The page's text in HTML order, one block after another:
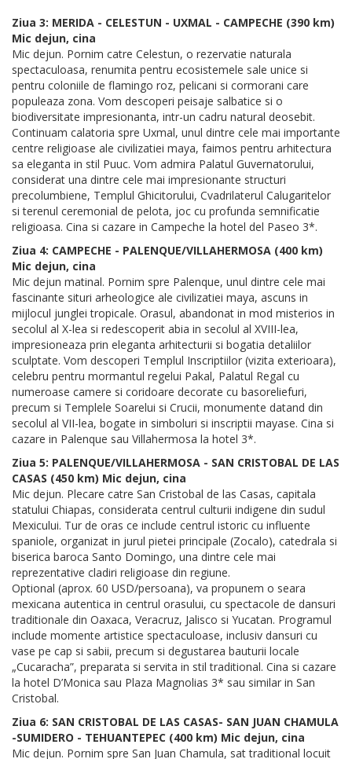
Ziua 3: MERIDA - CELESTUN - UXMAL - CAMPECHE (390 km)
Mic dejun, cina
Mic dejun. Pornim catre Celestun, o rezervatie naturala
spectaculoasa, renumita pentru ecosistemele sale unice si
pentru coloniile de flamingo roz, pelicani si cormorani care
populeaza zona. Vom descoperi peisaje salbatice si o
biodiversitate impresionanta, intr-un cadru natural deosebit.
Continuam calatoria spre Uxmal, unul dintre cele mai importante
centre religioase ale civilizatiei maya, faimos pentru arhitectura
sa eleganta in stil Puuc. Vom admira Palatul Guvernatorului,
considerat una dintre cele mai impresionante structuri
precolumbiene, Templul Ghicitorului, Cvadrilaterul Calugaritelor
si terenul ceremonial de pelota, joc cu profunda semnificatie
religioasa. Cina si cazare in Campeche la hotel del Paseo 3*.
Ziua 4: CAMPECHE - PALENQUE/VILLAHERMOSA (400 km)
Mic dejun, cina
Mic dejun matinal. Pornim spre Palenque, unul dintre cele mai
fascinante situri arheologice ale civilizatiei maya, ascuns in
mijlocul junglei tropicale. Orasul, abandonat in mod misterios in
secolul al X-lea si redescoperit abia in secolul al XVIII-lea,
impresioneaza prin eleganta arhitecturii si bogatia detaliilor
sculptate. Vom descoperi Templul Inscriptiilor (vizita exterioara),
celebru pentru mormantul regelui Pakal, Palatul Regal cu
numeroase camere si coridoare decorate cu basoreliefuri,
precum si Templele Soarelui si Crucii, monumente datand din
secolul al VII-lea, bogate in simboluri si inscriptii mayase. Cina si
cazare in Palenque sau Villahermosa la hotel 3*.
Ziua 5: PALENQUE/VILLAHERMOSA - SAN CRISTOBAL DE LAS
CASAS (450 km) Mic dejun, cina
Mic dejun. Plecare catre San Cristobal de las Casas, capitala
statului Chiapas, considerata centrul culturii indigene din sudul
Mexicului. Tur de oras ce include centrul istoric cu influente
spaniole, organizat in jurul pietei principale (Zocalo), catedrala si
biserica baroca Santo Domingo, una dintre cele mai
reprezentative cladiri religioase din regiune.
Optional (aprox. 60 USD/persoana), va propunem o seara
mexicana autentica in centrul orasului, cu spectacole de dansuri
traditionale din Oaxaca, Veracruz, Jalisco si Yucatan. Programul
include momente artistice spectaculoase, inclusiv dansuri cu
vase pe cap si sabii, precum si degustarea bauturii locale
„Cucaracha”, preparata si servita in stil traditional. Cina si cazare
la hotel D’Monica sau Plaza Magnolias 3* sau similar in San
Cristobal.
Ziua 6: SAN CRISTOBAL DE LAS CASAS- SAN JUAN CHAMULA
-SUMIDERO - TEHUANTEPEC (400 km) Mic dejun, cina
Mic dejun. Pornim spre San Juan Chamula, sat traditional locuit